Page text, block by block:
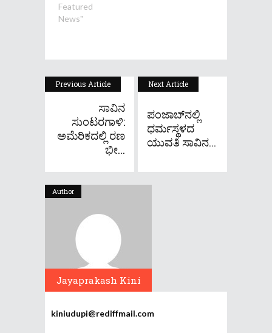
Featured
News"
Previous Article
ಸಾವಿನ
ಸುಂಟರಗಾಳಿ:
ಅಮೆರಿಕದಲ್ಲಿ ರಣ
ಭೀ...
Next Article
ಪಂಜಾಬ್​ನಲ್ಲಿ
ಧರ್ಮಸ್ಥಳದ
ಯುವತಿ ಸಾವಿನ...
Author
Jayaprakash Kini
kiniudupi@rediffmail.com